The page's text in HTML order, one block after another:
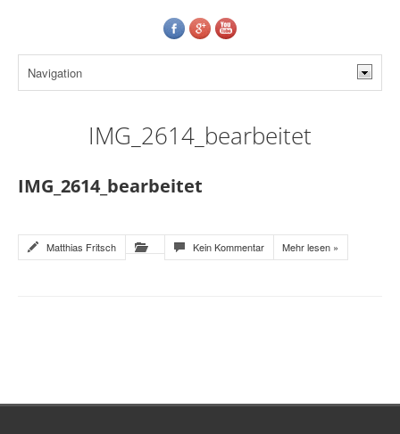
IMG_2614_bearbeitet
IMG_2614_bearbeitet
Matthias Fritsch Kein Kommentar Mehr lesen »